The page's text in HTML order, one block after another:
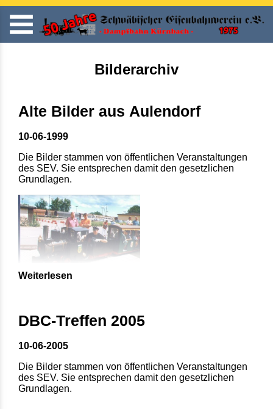
Bilderarchiv
Alte Bilder aus Aulendorf
10-06-1999
Die Bilder stammen von öffentlichen Veranstaltungen
des SEV. Sie entsprechen damit den gesetzlichen
Grundlagen.
Weiterlesen
DBC-Treffen 2005
10-06-2005
Die Bilder stammen von öffentlichen Veranstaltungen
des SEV. Sie entsprechen damit den gesetzlichen
Grundlagen.